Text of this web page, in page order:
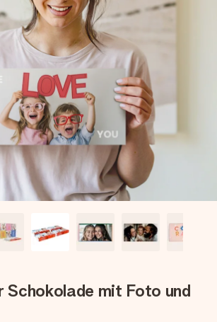
: 8:30 - 17:00 Uhr
: 8:30 - 13:00 Uhr
Schokolade mit Foto und